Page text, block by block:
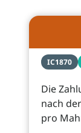
IC1870
Die
nach
pro